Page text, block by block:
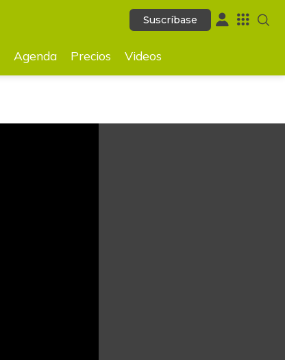
Suscríbase
Suscríbase
Agenda Precios Videos